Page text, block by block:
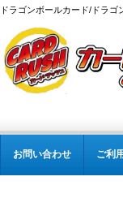
ドラゴンボールカード/ドラ
お問い合わせ ご利